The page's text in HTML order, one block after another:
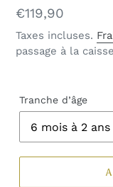
Prix
normal
€119,90
Taxes incluses.
passage à la
Tranche d’âge